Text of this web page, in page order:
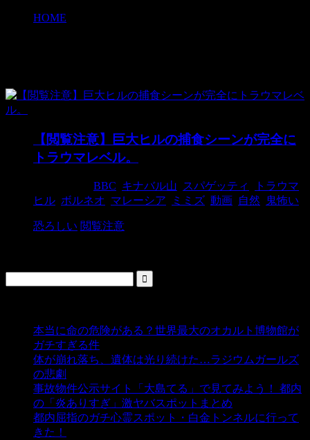
HOME
【閲覧注意】巨大ヒルの捕食シーンが完全に
トラウマレベル。
BBC キナバル山 スパゲッティ トラウマ
ヒル ボルネオ マレーシア ミミズ 動画 自然 鬼怖い
恐ろしい 閲覧注意
本当に命の危険がある？世界最大のオカルト博物館が
ガチすぎる件
体が崩れ落ち、遺体は光り続けた…ラジウムガールズ
の悲劇
事故物件公示サイト「大島てる」で見てみよう！ 都内
の「炎ありすぎ」激ヤバスポットまとめ
都内屈指のガチ心霊スポット・白金トンネルに行って
きた！